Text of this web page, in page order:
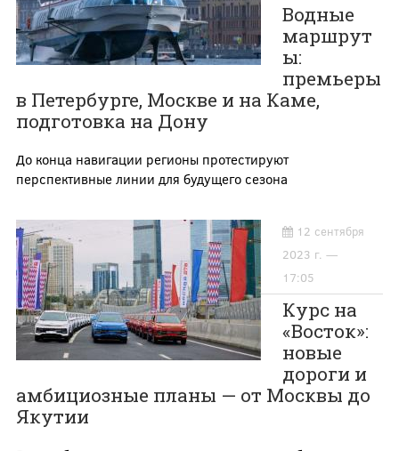
Водные
маршрут
ы:
премьеры
в Петербурге, Москве и на Каме,
подготовка на Дону
До конца навигации регионы протестируют
перспективные линии для будущего сезона
12 сентября
2023 г. —
17:05
Курс на
«Восток»:
новые
дороги и
амбициозные планы — от Москвы до
Якутии